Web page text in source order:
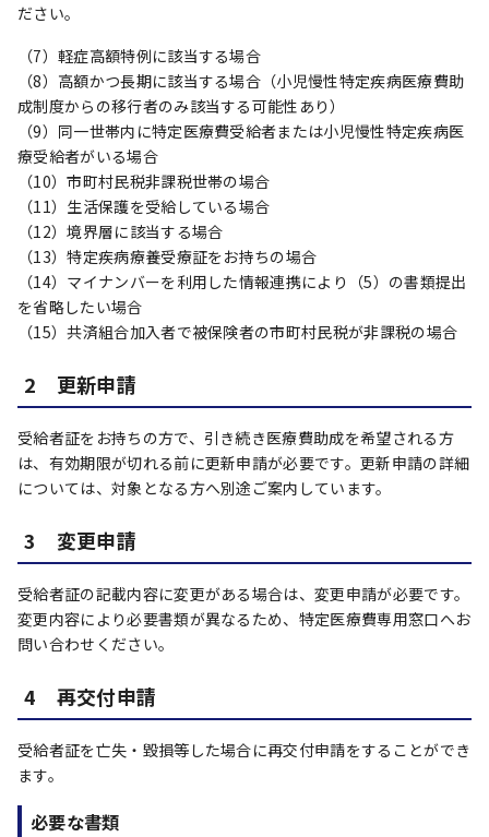
ださい。
（7）軽症高額特例に該当する場合
（8）高額かつ長期に該当する場合（小児慢性特定疾病医療費助
成制度からの移行者のみ該当する可能性あり）
（9）同一世帯内に特定医療費受給者または小児慢性特定疾病医
療受給者がいる場合
（10）市町村民税非課税世帯の場合
（11）生活保護を受給している場合
（12）境界層に該当する場合
（13）特定疾病療養受療証をお持ちの場合
（14）マイナンバーを利用した情報連携により（5）の書類提出
を省略したい場合
（15）共済組合加入者で被保険者の市町村民税が非課税の場合
2 更新申請
受給者証をお持ちの方で、引き続き医療費助成を希望される方
は、有効期限が切れる前に更新申請が必要です。更新申請の詳細
については、対象となる方へ別途ご案内しています。
3 変更申請
受給者証の記載内容に変更がある場合は、変更申請が必要です。
変更内容により必要書類が異なるため、特定医療費専用窓口へお
問い合わせください。
4 再交付申請
受給者証を亡失・毀損等した場合に再交付申請をすることができ
ます。
必要な書類